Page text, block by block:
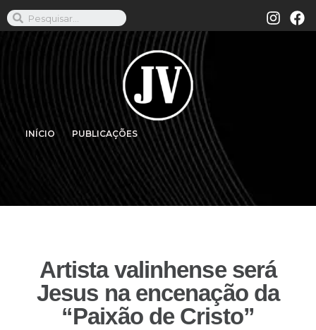
INÍCIO PUBLICAÇÕES
Artista valinhense será
Jesus na encenação da
“Paixão de Cristo”